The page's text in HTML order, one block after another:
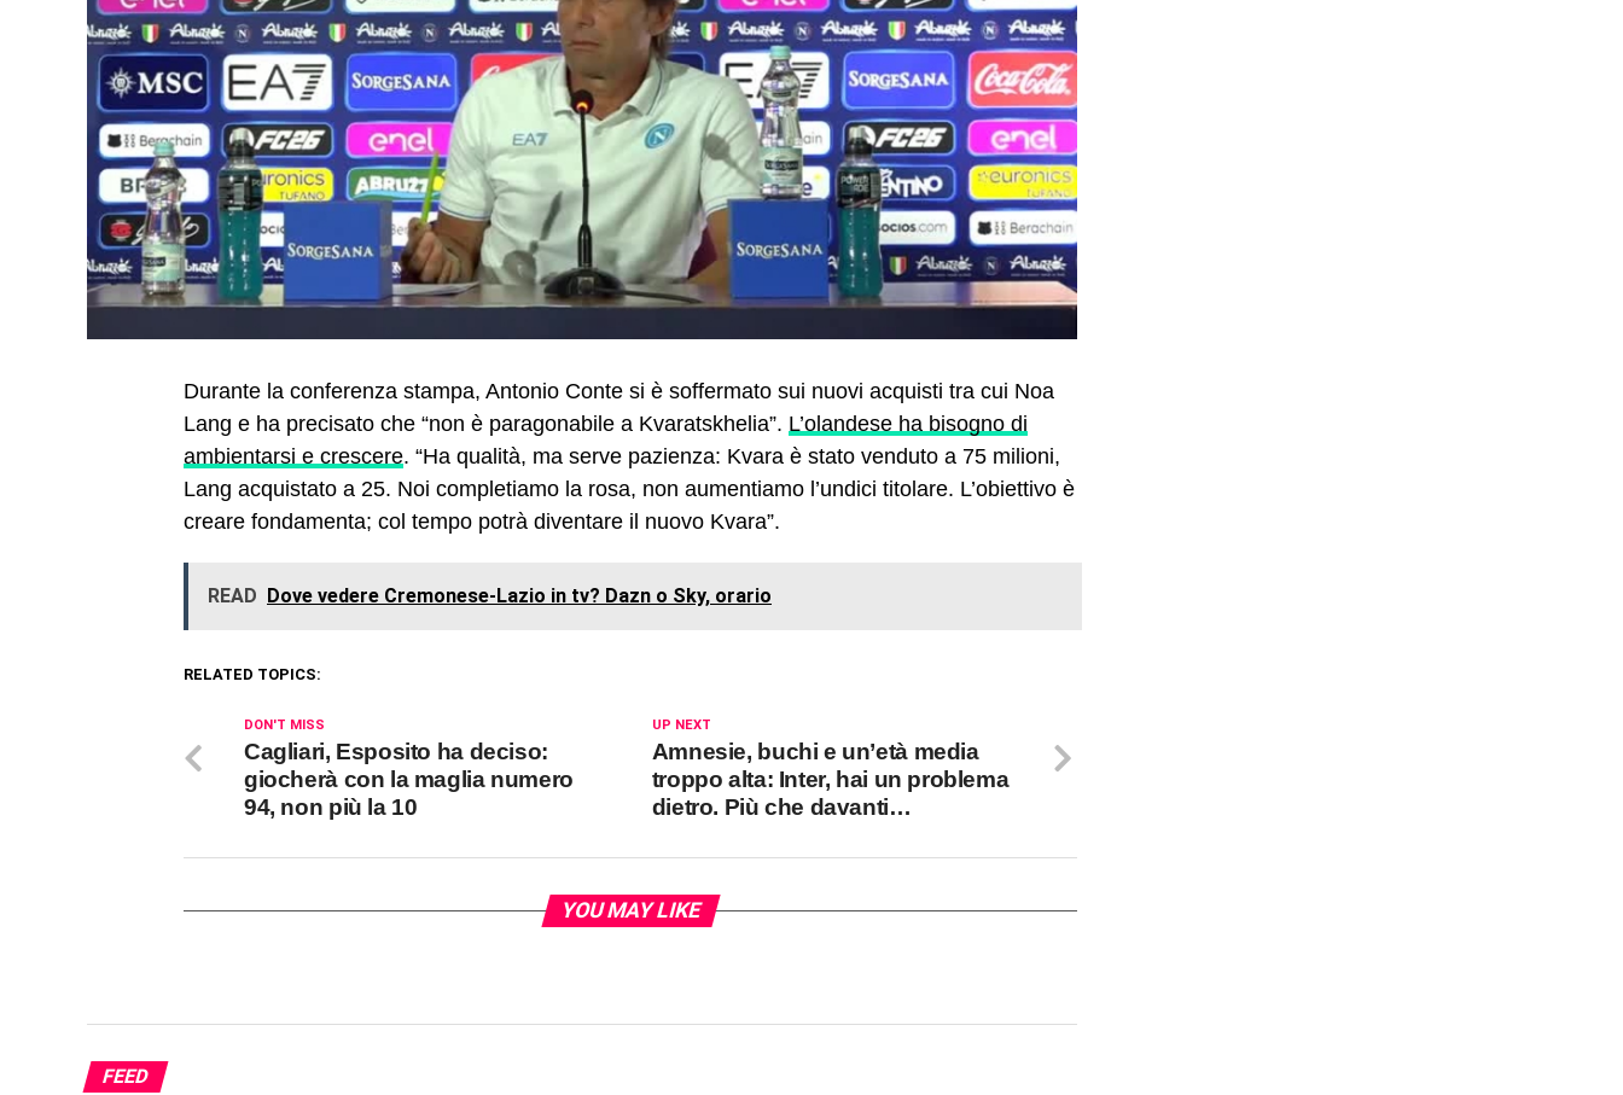
Durante la conferenza stampa, Antonio Conte si è soffermato sui nuovi acquisti tra cui Noa
Lang e ha precisato che “non è paragonabile a Kvaratskhelia”. L’olandese ha bisogno di
ambientarsi e crescere. “Ha qualità, ma serve pazienza: Kvara è stato venduto a 75 milioni,
Lang acquistato a 25. Noi completiamo la rosa, non aumentiamo l’undici titolare. L’obiettivo è
creare fondamenta; col tempo potrà diventare il nuovo Kvara”.
READ Dove vedere Cremonese-Lazio in tv? Dazn o Sky, orario
RELATED TOPICS:
UP NEXT
Amnesie, buchi e un’età media
troppo alta: Inter, hai un problema
dietro. Più che davanti…
DON'T MISS
Cagliari, Esposito ha deciso:
giocherà con la maglia numero
94, non più la 10
YOU MAY LIKE
FEED